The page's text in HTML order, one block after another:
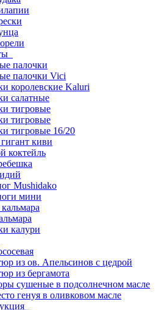
палочки
палочки Vici
королевские Kaluri
салатные
тигровые
тигровые
тигровые 16/20
киви
коктейль
Mushidako
мини
калури
из ов. Апельсинов с цедрой
из бергамота
сушеные в подсолнечном масле
генуя в оливковом масле